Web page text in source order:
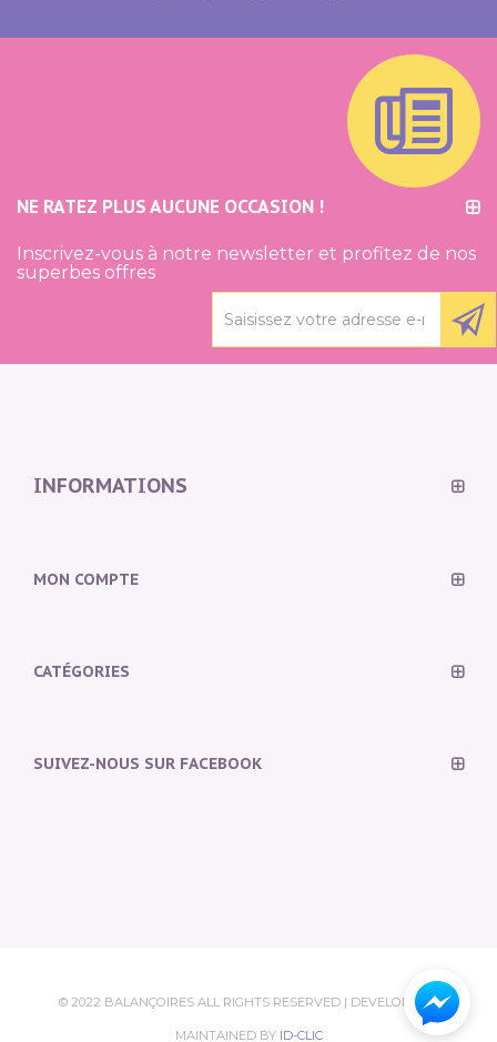
NE RATEZ PLUS AUCUNE OCCASION !
Inscrivez-vous à notre newsletter et profitez de nos
superbes offres
INFORMATIONS
MON COMPTE
CATÉGORIES
SUIVEZ-NOUS SUR FACEBOOK
© 2022 BALANÇOIRES ALL RIGHTS RESERVED | DEVELOPED &
MAINTAINED BY ID-CLIC